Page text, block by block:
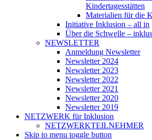
Kindertagesstätten
Materialien für die
Initiative Inklusion – all in
Über die Schwelle –
NEWSLETTER
Anmeldung Newsletter
Newsletter 2024
Newsletter 2023
Newsletter 2022
Newsletter 2021
Newsletter 2020
Newsletter 2019
NETZWERK für Inklusion
NETZWERKTEILNEHMER
Skip to menu toggle button